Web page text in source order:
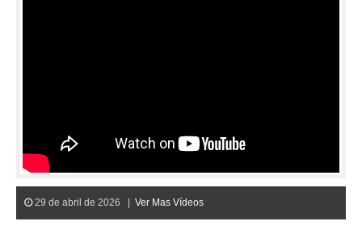
29 de abril de 2026 | Ver Mas Vídeos